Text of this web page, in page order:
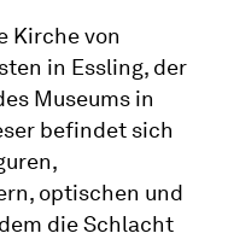
Kirche von
in Essling, der
Museums in
befindet sich
optischen und
die Schlacht